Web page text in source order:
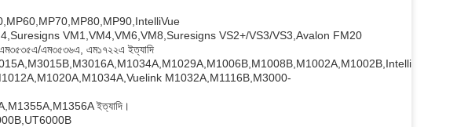
VM1,VM4,VM6,VM8,Suresigns VS2+/VS3/VS3,Avalon FM20
এম৩৫৩৫এ/এম৩৫৩৬এ, এম১৭২২এ ইত্যাদি
M1032A,M1116B,M3000-
ইত্যাদি।